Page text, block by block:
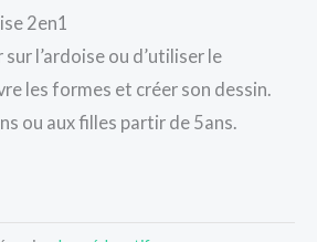
2en1
l’ardoise ou d’utiliser le
les formes et créer son dessin.
ou aux filles partir de 5ans.